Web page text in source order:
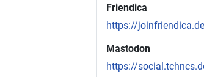
Friendica
https://
Mastodon
https://